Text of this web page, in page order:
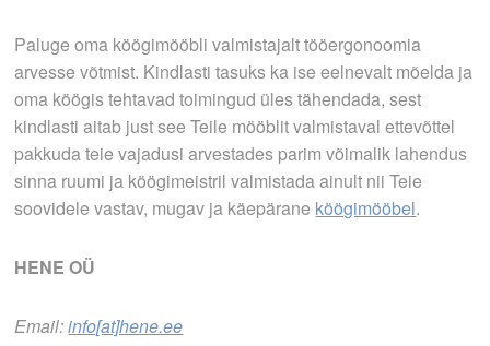
Paluge oma köögimööbli valmistajalt tööergonoomia
arvesse võtmist. Kindlasti tasuks ka ise eelnevalt mõelda ja
oma köögis tehtavad toimingud üles tähendada, sest
kindlasti aitab just see Teile mööblit valmistaval ettevõttel
pakkuda teie vajadusi arvestades parim võimalik lahendus
sinna ruumi ja köögimeistril valmistada ainult nii Teie
soovidele vastav, mugav ja käepärane köögimööbel.
HENE OÜ
Email:info[at]hene.ee